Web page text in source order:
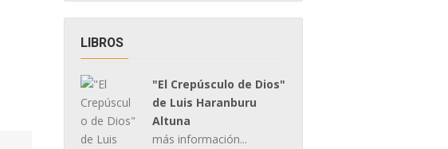
LIBROS
"El Crepúsculo de Dios"
de Luis Haranburu
Altuna
más información...